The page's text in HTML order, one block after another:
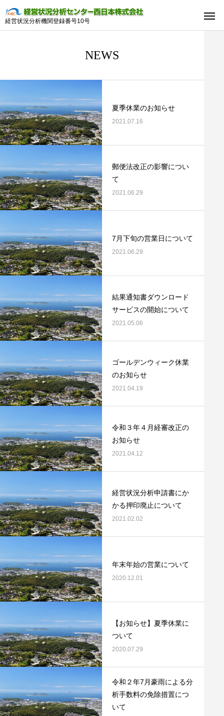
経営状況分析機関登録番号10号
NEWS
夏季休業のお知らせ
2021.07.16
郵便法改正の影響につい
て
2021.06.29
7月下旬の営業日について
2021.06.29
結果通知書ダウンロード
サービスの開始について
2021.05.06
ゴールデンウィーク休業
のお知らせ
2021.04.19
令和３年４月経審改正の
お知らせ
2021.04.12
経営状況分析申請書にか
かる押印廃止について
2021.02.02
年末年始の営業について
2020.12.01
【お知らせ】夏季休業に
ついて
2020.07.29
令和２年7月豪雨による分
析手数料の免除措置につ
いて